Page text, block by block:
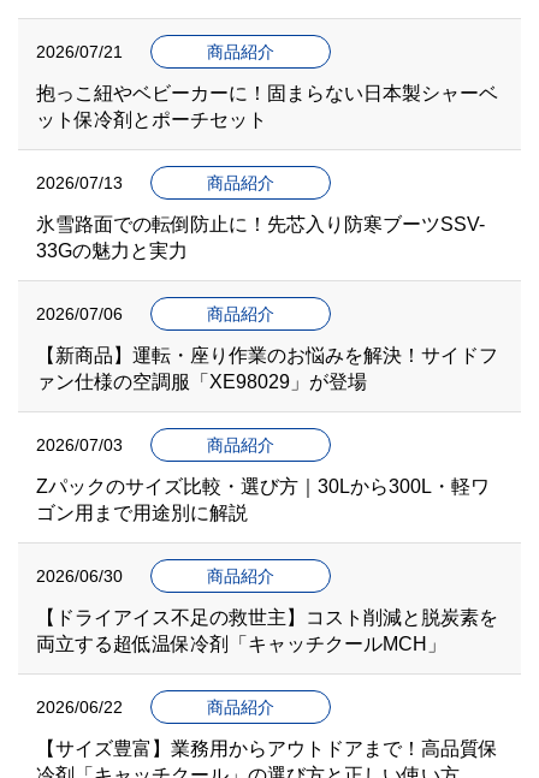
2026/07/21 商品紹介
抱っこ紐やベビーカーに！固まらない日本製シャーベ
ット保冷剤とポーチセット
2026/07/13 商品紹介
氷雪路面での転倒防止に！先芯入り防寒ブーツSSV-
33Gの魅力と実力
2026/07/06 商品紹介
【新商品】運転・座り作業のお悩みを解決！サイドフ
ァン仕様の空調服「XE98029」が登場
2026/07/03 商品紹介
Zパックのサイズ比較・選び方｜30Lから300L・軽ワ
ゴン用まで用途別に解説
2026/06/30 商品紹介
【ドライアイス不足の救世主】コスト削減と脱炭素を
両立する超低温保冷剤「キャッチクールMCH」
2026/06/22 商品紹介
【サイズ豊富】業務用からアウトドアまで！高品質保